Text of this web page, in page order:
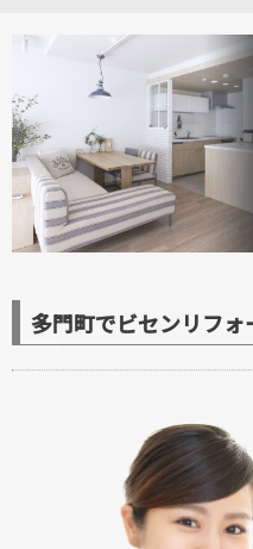
多門町でビセンリフ